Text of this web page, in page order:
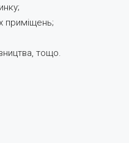
приміщень;
тощо.